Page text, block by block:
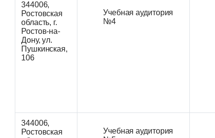
344006,
Ростовская
область, г.
Ростов-на-
Дону, ул.
Пушкинская,
106
Учебная аудитория
№4
344006,
Ростовская
Учебная аудитория